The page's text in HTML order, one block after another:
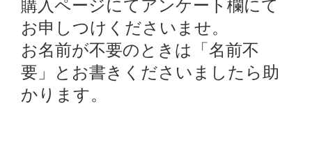
購入ページにてアンケート欄にて
お申しつけくださいませ。
お名前が不要のときは「名前不
要」とお書きくださいましたら助
かります。